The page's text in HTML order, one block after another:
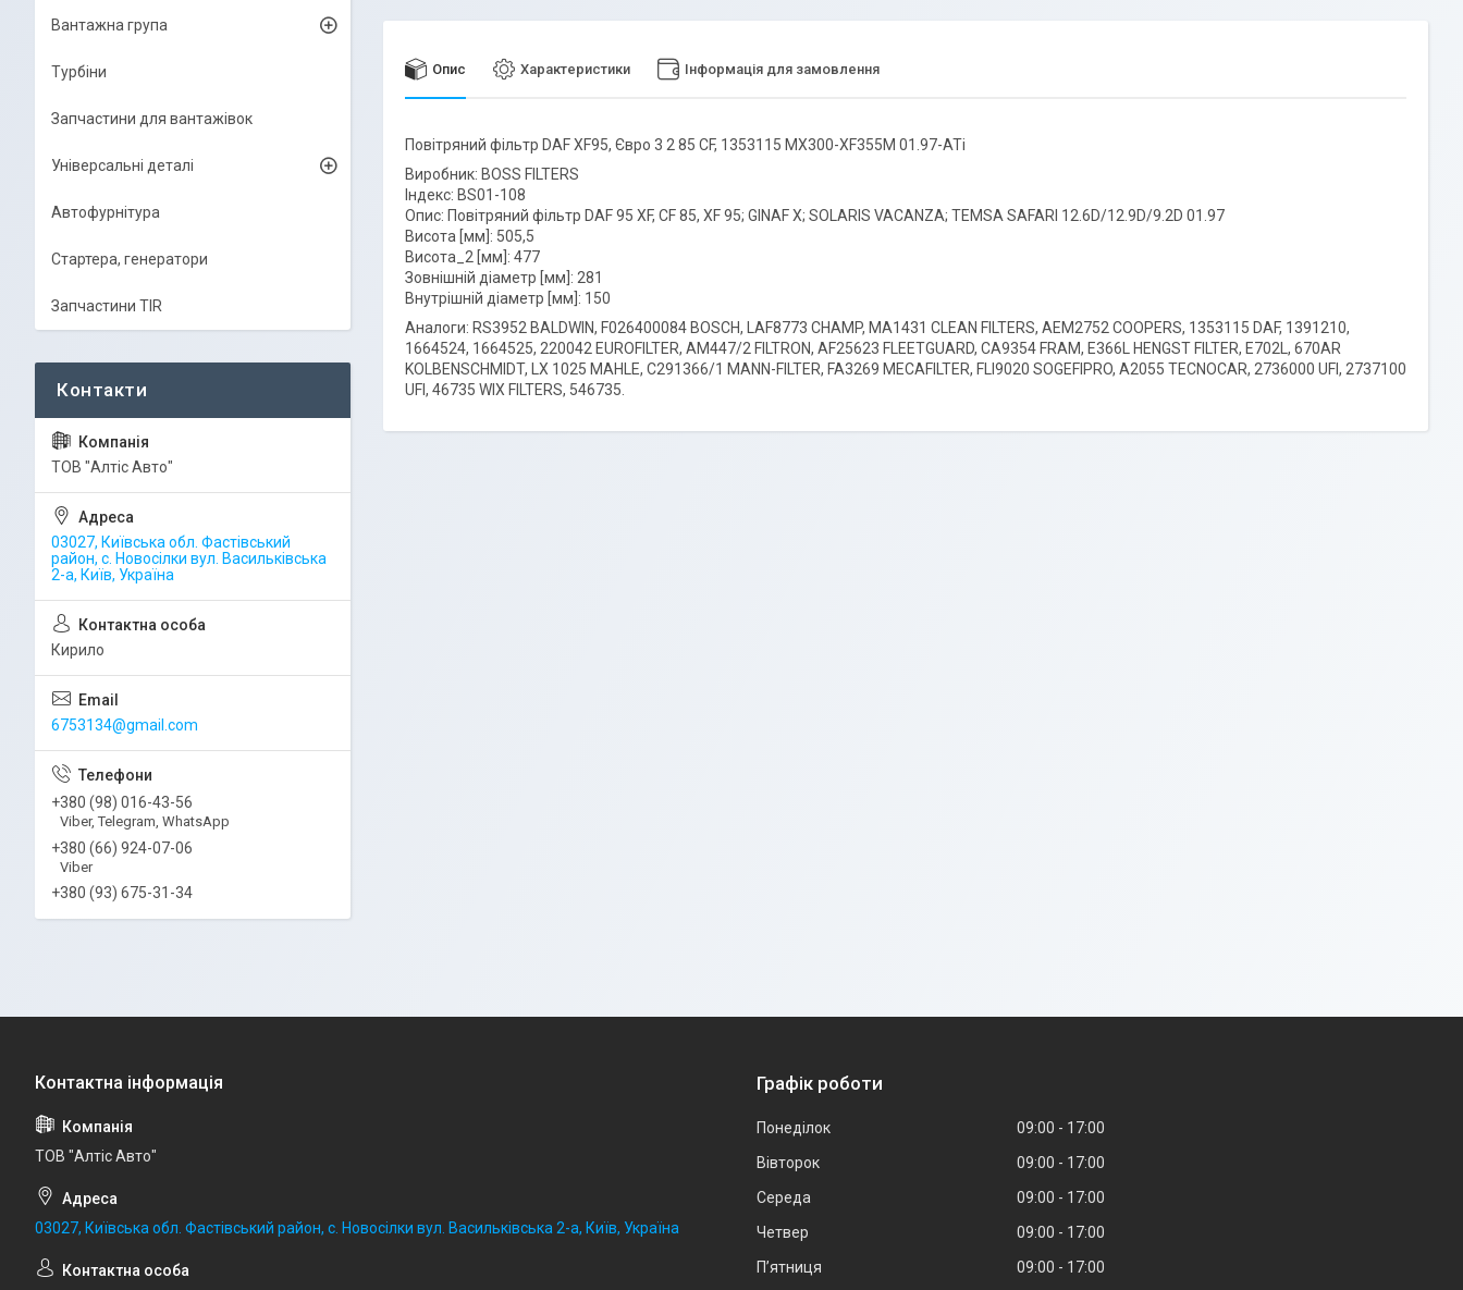
Опис Характеристики Інформація для замовлення
Повітряний фільтр DAF XF95, Євро 3 2 85 CF, 1353115 MX300-XF355M 01.97-ATi
Виробник: BOSS FILTERS
Індекс: BS01-108
Опис: Повітряний фільтр DAF 95 XF, CF 85, XF 95; GINAF X; SOLARIS VACANZA; TEMSA SAFARI 12.6D/12.9D/9.2D 01.97
Висота [мм]: 505,5
Висота_2 [мм]: 477
Зовнішній діаметр [мм]: 281
Внутрішній діаметр [мм]: 150
Аналоги: RS3952 BALDWIN, F026400084 BOSCH, LAF8773 CHAMP, MA1431 CLEAN FILTERS, AEM2752 COOPERS, 1353115 DAF, 1391210,
1664524, 1664525, 220042 EUROFILTER, AM447/2 FILTRON, AF25623 FLEETGUARD, CA9354 FRAM, E366L HENGST FILTER, E702L, 670AR
KOLBENSCHMIDT, LX 1025 MAHLE, C291366/1 MANN-FILTER, FA3269 MECAFILTER, FLI9020 SOGEFIPRO, A2055 TECNOCAR, 2736000 UFI, 2737100
UFI, 46735 WIX FILTERS, 546735.
Вантажна група
Турбіни
Запчастини для вантажівок
Універсальні деталі
Автофурнітура
Стартера, генератори
Запчастини TIR
ТОВ "Алтіс Авто"
03027, Київська обл. Фастівський
район, с. Новосілки вул. Васильківська
2-а, Київ, Україна
Кирило
6753134@gmail.com
+380 (98) 016-43-56
Viber, Telegram, WhatsApp
+380 (66) 924-07-06
Viber
+380 (93) 675-31-34
ТОВ "Алтіс Авто"
03027, Київська обл. Фастівський район, с. Новосілки вул. Васильківська 2-а, Київ, Україна
Графік роботи
Понеділок 09:00
17:00
Вівторок
09:00
17:00
Середа
09:00
17:00
Четвер
09:00
17:00
Пʼятниця
09:00 17:00